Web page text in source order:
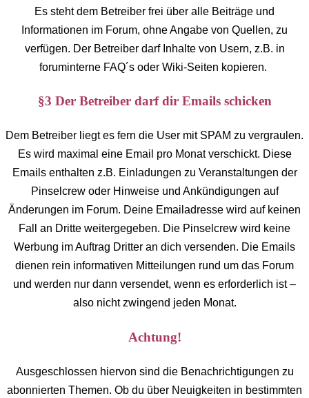
Es steht dem Betreiber frei über alle Beiträge und
Informationen im Forum, ohne Angabe von Quellen, zu
verfügen. Der Betreiber darf Inhalte von Usern, z.B. in
foruminterne FAQ´s oder Wiki-Seiten kopieren.
§3 Der Betreiber darf dir Emails schicken
Dem Betreiber liegt es fern die User mit SPAM zu vergraulen.
Es wird maximal eine Email pro Monat verschickt. Diese
Emails enthalten z.B. Einladungen zu Veranstaltungen der
Pinselcrew oder Hinweise und Ankündigungen auf
Änderungen im Forum. Deine Emailadresse wird auf keinen
Fall an Dritte weitergegeben. Die Pinselcrew wird keine
Werbung im Auftrag Dritter an dich versenden. Die Emails
dienen rein informativen Mitteilungen rund um das Forum
und werden nur dann versendet, wenn es erforderlich ist –
also nicht zwingend jeden Monat.
Achtung!
Ausgeschlossen hiervon sind die Benachrichtigungen zu
abonnierten Themen. Ob du über Neuigkeiten in bestimmten